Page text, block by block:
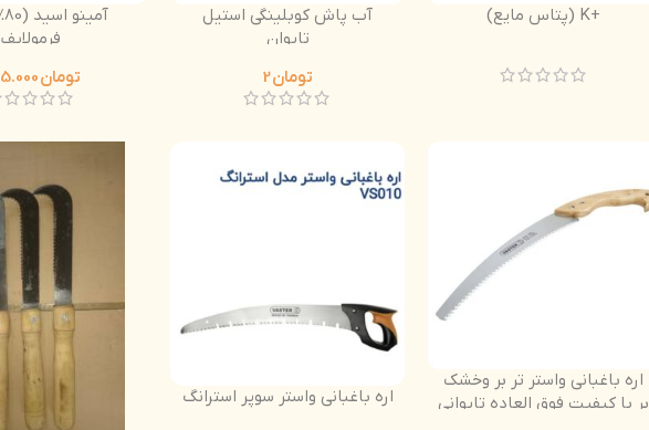
+K (پتاس مایع)
آب پاش کوبلینگی استیل
تایوان
تومان2
فِرمولایف
تومان
اره باغبانی واستر تر بر وخشک
بر با کیفیت فوق العاده تایوانی
اره باغبانی واستر سوپر استرانگ